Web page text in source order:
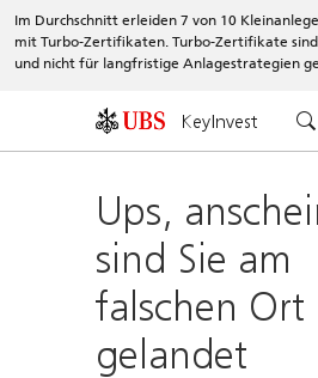
Im Durchschnitt erleiden 7 von 10
mit Turbo-Zertifikaten. Turbo-Zertifikate
und nicht für langfristige Anlagestrategien
KeyInvest
Ups,
sind Sie am
falschen Ort
gelandet